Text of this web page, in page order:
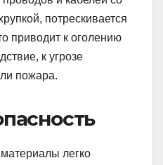
потрескивается
приводит к оголению
к угрозе
пожара.
легко